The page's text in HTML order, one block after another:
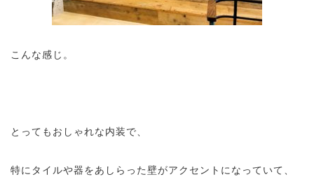
こんな感じ。
とってもおしゃれな内装で、
特にタイルや器をあしらった壁がアクセントになっていて、